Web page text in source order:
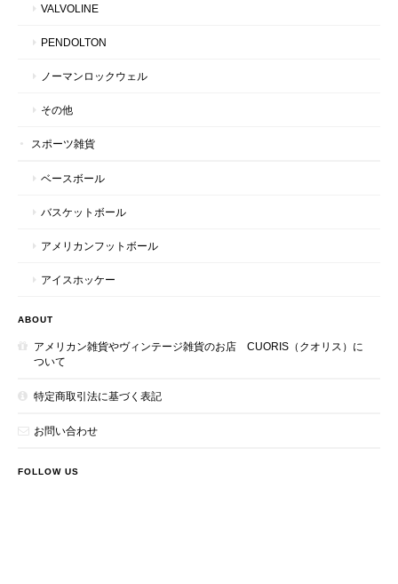
VALVOLINE
PENDOLTON
ノーマンロックウェル
その他
スポーツ雑貨
ベースボール
バスケットボール
アメリカンフットボール
アイスホッケー
ABOUT
アメリカン雑貨やヴィンテージ雑貨のお店 CUORIS（クオリス）に
ついて
特定商取引法に基づく表記
お問い合わせ
FOLLOW US